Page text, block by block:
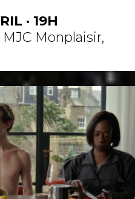
· 19H
MJC Monplaisir,